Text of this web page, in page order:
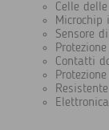
Celle
Sensore
Contatti